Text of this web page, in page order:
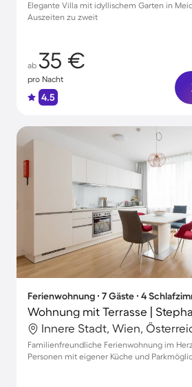
Elegante Villa mit idyllischem Garten in
Auszeiten zu zweit
ab 35 €
pro Nacht
4.5
Ferienwohnung ∙ 7 Gäste ∙ 4
Innere Stadt, Wien,
Familienfreundliche Ferienwohnung im
Personen mit eigener Küche und